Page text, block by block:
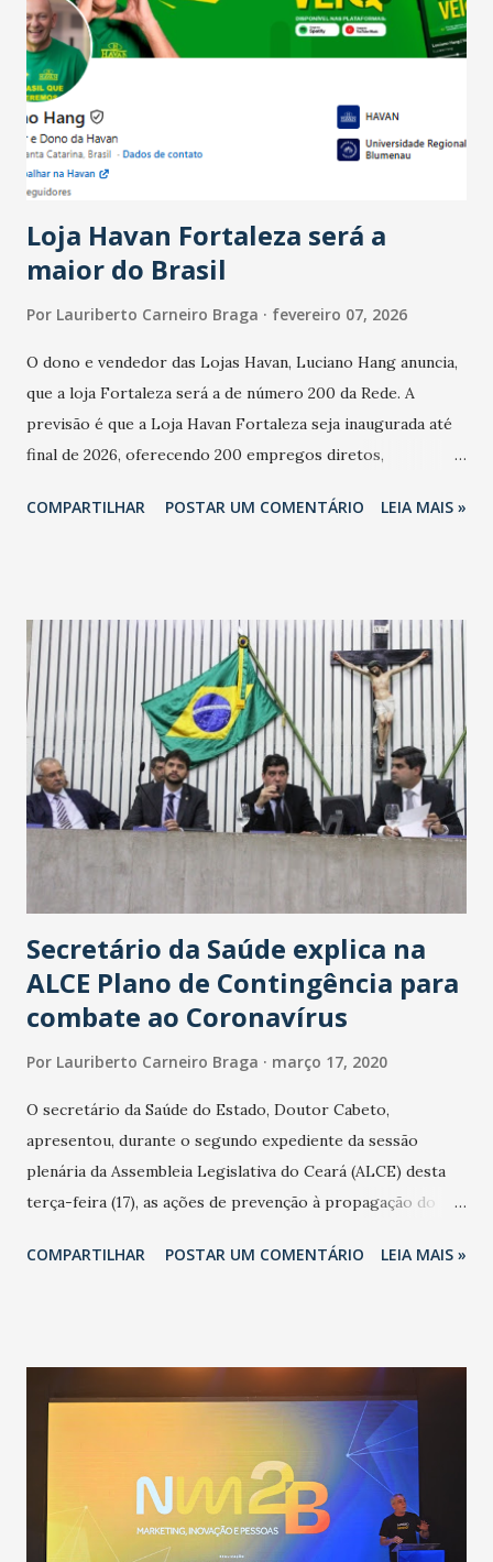
Ainda segundo a Pesquisa, em novembro de 2025, 40% dos
bares e restaurantes operaram com lucro e outros 40%
registraram equilíbrio financeiro. Já o percentual de
estabelecimentos no prejuízo ficou em 19%, pouco abaixo
do observado no mês anterior. Outros 1% não existiam em
novembro. Em relação a outubro, o faturamento também
cresceu. De acordo com a pesquisa, 44% dos n...
Loja Havan Fortaleza será a
maior do Brasil
Por Lauriberto Carneiro Braga fevereiro 07, 2026
O dono e vendedor das Lojas Havan, Luciano Hang anuncia,
que a loja Fortaleza será a de número 200 da Rede. A
previsão é que a Loja Havan Fortaleza seja inaugurada até
final de 2026, oferecendo 200 empregos diretos,
Havan Fortaleza ainda não foi anunciada oficialmente, mas
COMPARTILHAR POSTAR UM COMENTÁRIO LEIA MAIS »
Secretário da Saúde explica na
ALCE Plano de Contingência para
combate ao Coronavírus
Por Lauriberto Carneiro Braga março 17, 2020
O secretário da Saúde do Estado, Doutor Cabeto,
apresentou, durante o segundo expediente da sessão
plenária da Assembleia Legislativa do Ceará (ALCE) desta
terça-feira (17), as ações de prevenção à propagação do
adotadas pelo Governo do Estado na contenção da
população suspeita e de cuidados com os ambientes
públicos e domiciliares. “Nós não estamos vivendo uma
epidemia comum, como temos em todos os anos, com
aumento de casos de dengue, influenza ou H1N1. Trata-se
de uma epidemia com um vírus diferente, com um poder de
contaminação maior que outros coronavírus”, apontou o
COMPARTILHAR POSTAR UM COMENTÁRIO LEIA MAIS »